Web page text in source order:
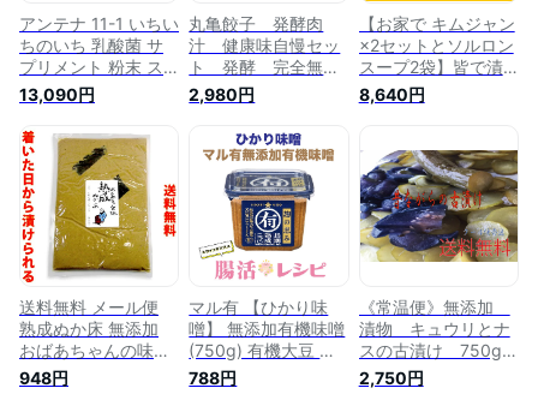
送不可》
アンテナ 11-1 いちい
ちのいち 乳酸菌 サ
プリメント 粉末 ス
ティック ぬか床由来
発酵菌 完全無添加
2g×30包 60g 2箱セ
ット
13,090円
丸亀餃子 発酵肉
汁 健康味自慢セッ
ト 発酵 完全無添
加 丸亀水餃子 腸
活 発酵食 塩麹 甘
酒 発酵 乳酸菌 美
容 無添加餃子 健康
焼売 点心 麹 飲
茶 オーガニック
小籠包 ラーメン
2,980円
【お家で キムジャン
×2セットとソルロン
スープ2袋】皆で漬
けよう!手作りキムチ
2〜4人でシェア可
のキムチ教室 説明書
付 失敗なし 計量済
発酵 乳酸菌 無添加
本物 本格 薬念 ヤン
ニョム 整腸 菌活
《冷蔵便限定／常温
不可》
8,640円
送料無料 メール便
熟成ぬか床 無添加
おばあちゃんの味
1kg ぬか床 糠床 ぬ
か漬け 植物性乳酸菌
948円
マル有 【ひかり味
噌】 無添加有機味噌
(750g) 有機大豆 発
酵 乳酸菌 腸活 美味
しい おすすめ 熟成
788円
《常温便》無添加
漬物 キュウリとナ
スの古漬け 750g
古漬け ぬか漬け
糠漬け 昭和ホン
2,750円